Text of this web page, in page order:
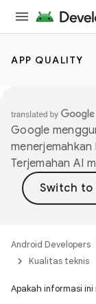
APP QUALITY
Google
Terjemahan AI
Android Developers
Kualitas teknis
Apakah informasi